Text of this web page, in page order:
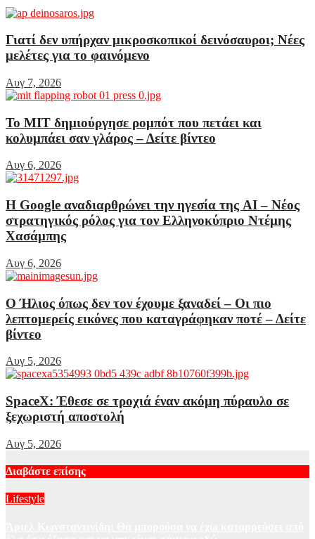
Γιατί δεν υπήρχαν μικροσκοπικοί δεινόσαυροι; Νέες
μελέτες για το φαινόμενο
Αυγ 7, 2026
Το MIT δημιούργησε ρομπότ που πετάει και
κολυμπάει σαν γλάρος – Δείτε βίντεο
Αυγ 6, 2026
Η Google αναδιαρθρώνει την ηγεσία της AI – Νέος
στρατηγικός ρόλος για τον Ελληνοκύπριο Ντέμης
Χασάμπης
Αυγ 6, 2026
Ο Ήλιος όπως δεν τον έχουμε ξαναδεί – Οι πιο
λεπτομερείς εικόνες που καταγράφηκαν ποτέ – Δείτε
βίντεο
Αυγ 5, 2026
SpaceX: Έθεσε σε τροχιά έναν ακόμη πύραυλο σε
ξεχωριστή αποστολή
Αυγ 5, 2026
Διαβάστε επίσης
Lifestyle